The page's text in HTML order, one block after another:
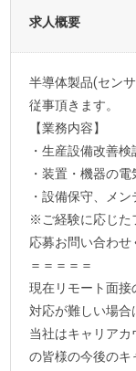
求人概要
半導体製品(セン
従事頂きます。
【業務内容】
・生産設備改善検
・装置・機器の
・設備保守、メン
※ご経験に応じた
応募お問い合わせ
＝＝＝＝＝
現在リモート面接
対応が難しい場合
当社はキャリア
の皆様の今後のキ